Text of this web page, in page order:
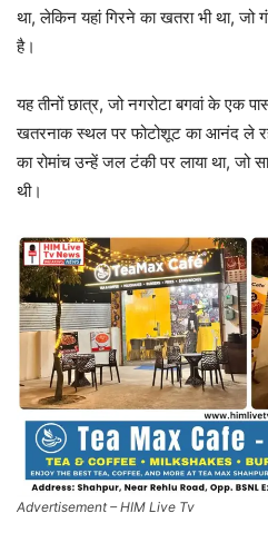
था, लेकिन यहां गिरने का खतरा भी था, जो
है।
यह तीनों छात्र, जो नगरोटा बगवां के एक
खतरनाक स्थल पर फोटोशूट का आनंद ले रहे
का रोमांच उन्हें जल टंकी पर लाया था, जो
थी।
Advertisement – HIM Live Tv